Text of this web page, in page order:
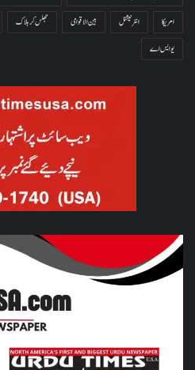
امریکا
انٹرنیشنل بین الاقوامی جھلس کر ہلاک
یو ایس اے